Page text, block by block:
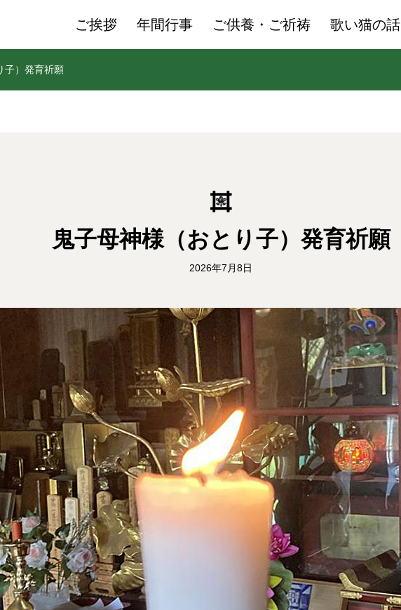
ご挨拶 年間行事 ご供養・ご祈祷 歌い猫の話
子）発育祈願
鬼子母神様（おとり子）発育祈願
2026年7月8日